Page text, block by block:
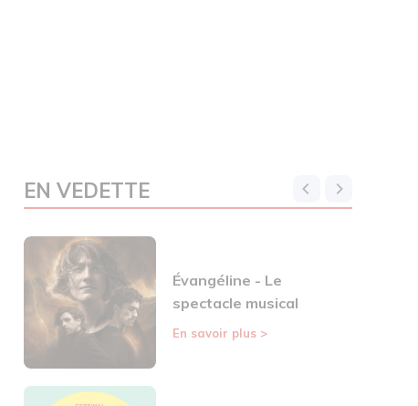
EN VEDETTE
Évangéline - Le
spectacle musical
En savoir plus >